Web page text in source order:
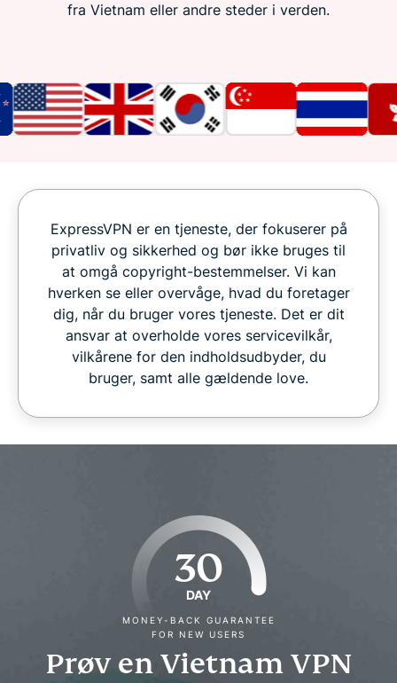
fra Vietnam eller andre steder i verden.
ExpressVPN er en tjeneste, der fokuserer på
privatliv og sikkerhed og bør ikke bruges til
at omgå copyright-bestemmelser. Vi kan
hverken se eller overvåge, hvad du foretager
dig, når du bruger vores tjeneste. Det er dit
ansvar at overholde vores servicevilkår,
vilkårene for den indholdsudbyder, du
bruger, samt alle gældende love.
30
DAY
MONEY-BACK GUARANTEE
FOR NEW USERS
Prøv en Vietnam VPN